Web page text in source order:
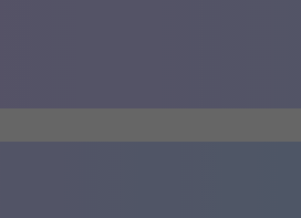
Мы помогаем выбрать и